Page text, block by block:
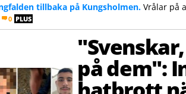
tillbaka på Kungsholmen. Vrålar på
0 PLUS
på dem":